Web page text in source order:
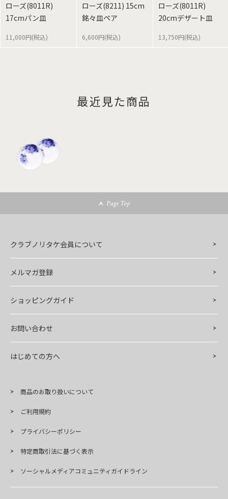
ローズ(8011R)
17cmパン皿
11,000円(税込)
ローズ(8211) 15cm
銘々皿ペア
6,600円(税込)
ローズ(8011R)
20cmデザート皿
13,750円(税込)
最近見た商品
Page Top
クラブノリタケ会員について
メルマガ登録
ショッピングガイド
お問い合わせ
はじめての方へ
商品のお取り扱いについて
ご利用規約
プライバシーポリシー
特定商取引法に基づく表示
ソーシャルメディアコミュニティガイドライン